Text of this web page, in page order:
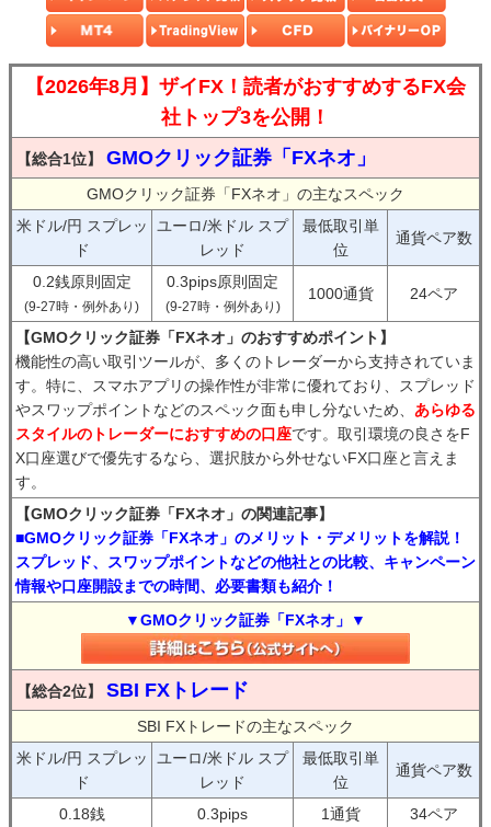
【2026年8月】ザイFX！読者がおすすめするFX会
社トップ3を公開！
【総合1位】 GMOクリック証券「FXネオ」
GMOクリック証券「FXネオ」の主なスペック
米ドル/円 スプレッ
ド
ユーロ/米ドル スプ
レッド
最低取引単
位
通貨ペア数
0.2銭原則固定
(9-27時・例外あり)
0.3pips原則固定
(9-27時・例外あり)
1000通貨 24ペア
【GMOクリック証券「FXネオ」のおすすめポイント】
機能性の高い取引ツールが、多くのトレーダーから支持されていま
す。特に、スマホアプリの操作性が非常に優れており、スプレッド
やスワップポイントなどのスペック面も申し分ないため、 あらゆる
スタイルのトレーダーにおすすめの口座です。取引環境の良さをF
X口座選びで優先するなら、選択肢から外せないFX口座と言えま
す。
【GMOクリック証券「FXネオ」の関連記事】
■GMOクリック証券「FXネオ」のメリット・デメリットを解説！
スプレッド、スワップポイントなどの他社との比較、キャンペーン
情報や口座開設までの時間、必要書類も紹介！
▼GMOクリック証券「FXネオ」▼
【総合2位】 SBI FXトレード
SBI FXトレードの主なスペック
米ドル/円 スプレッ
ド
ユーロ/米ドル スプ
レッド
最低取引単
位
通貨ペア数
0.18銭 0.3pips 1通貨
34ペア